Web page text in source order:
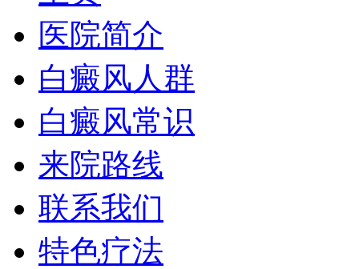
医院简介
白癜风人群
白癜风常识
来院路线
联系我们
特色疗法